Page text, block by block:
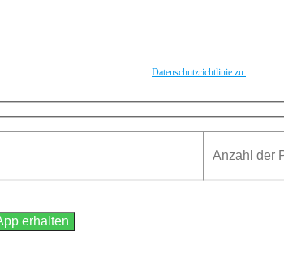
Datenschutzrichtlinie zu